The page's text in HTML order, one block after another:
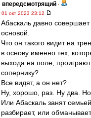
впередсмотрящий -
01 окт 2023 23:12
Абаскаль давно
основой.
Что он такого видит на
в основу именно тех,
выхода на поле,
сопернику?
Все видят, а он нет?
Ну, хорошо, раз. Ну два.
Или Абаскаль занят
разбирает, или